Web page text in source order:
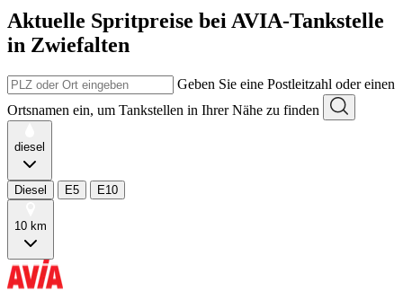
Aktuelle Spritpreise bei AVIA-Tankstelle
in Zwiefalten
Geben Sie eine Postleitzahl oder einen
Ortsnamen ein, um Tankstellen in Ihrer Nähe zu finden
diesel
Diesel E5 E10
10 km